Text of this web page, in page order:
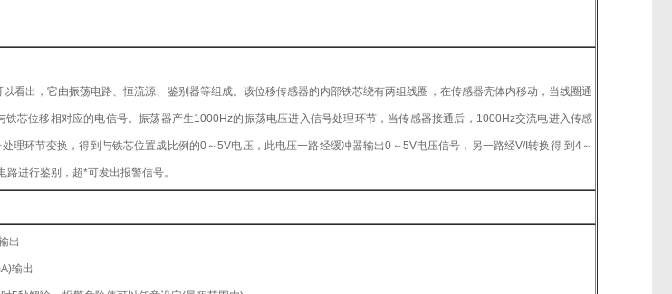
出，它由振荡电路、恒流源、鉴别器等组成。该位移传感器的内部铁芯绕有两组线圈，在传感器壳体内移动，当线圈通
铁芯位移相对应的电信号。振荡器产生1000Hz的振荡电压进入信号处理环节，当传感器接通后，1000Hz交流电进入传感
理环节变换，得到与铁芯位置成比例的0～5V电压，此电压一路经缓冲器输出0～5V电压信号，另一路经V/I转换得 到4～
进行鉴别，超*可发出报警信号。
出
输出